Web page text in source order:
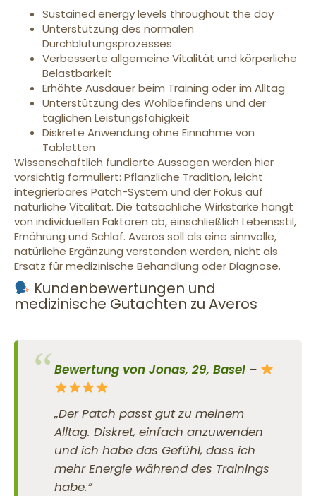
Sustained energy levels throughout the day
Unterstützung des normalen
Durchblutungsprozesses
Verbesserte allgemeine Vitalität und körperliche
Belastbarkeit
Erhöhte Ausdauer beim Training oder im Alltag
Unterstützung des Wohlbefindens und der
täglichen Leistungsfähigkeit
Diskrete Anwendung ohne Einnahme von
Tabletten
Wissenschaftlich fundierte Aussagen werden hier
vorsichtig formuliert: Pflanzliche Tradition, leicht
integrierbares Patch-System und der Fokus auf
natürliche Vitalität. Die tatsächliche Wirkstärke hängt
von individuellen Faktoren ab, einschließlich Lebensstil,
Ernährung und Schlaf. Averos soll als eine sinnvolle,
natürliche Ergänzung verstanden werden, nicht als
Ersatz für medizinische Behandlung oder Diagnose.
Kundenbewertungen und
medizinische Gutachten zu Averos
Bewertung von Jonas, 29, Basel –
„Der Patch passt gut zu meinem
Alltag. Diskret, einfach anzuwenden
und ich habe das Gefühl, dass ich
mehr Energie während des Trainings
habe.”